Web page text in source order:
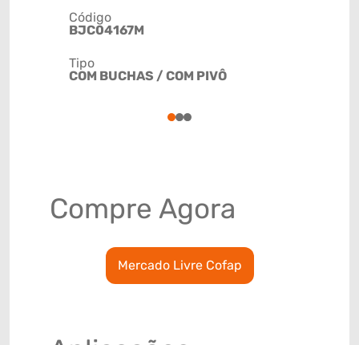
Código
BJC04167M
Tipo
COM BUCHAS / COM PIVÔ
123
Compre Agora
Mercado Livre Cofap